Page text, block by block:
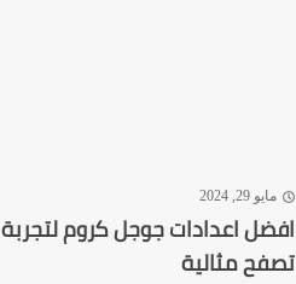
مايو 29, 2024
افضل اعدادات جوجل كروم لتجربة
تصفح مثالية